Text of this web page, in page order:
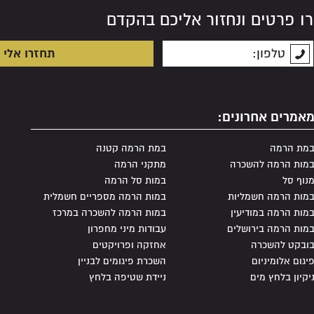
פתרון אופטימלי שמאפשר ניהול יעיל של
אלומיניום
פיגום אלומיניום להשכרה. החברה
והפרויקטים. אנו מאמינים בשירות איכותי
אנשי מקצוע מנוסים, המעניקים לכל לקוח יחס אישי
להבטיח שהפרויקט שלך יתבצע בזמן, תוך שמירה
מקצועי לאורך כל המהלך, כך שתוכל להיות בטוח
פרטים ונחזור אליכם בהקדם
מאמרים אחרונים:
במת הרמה
במת הרמה קטנה
במות הרמה להשכרה
מתקני הרמה
מנוף סל
במות סל הרמה
במות הרמה חשמליות
במות הרמה מספריים חשמלית
במות הרמה במודיעין
במות הרמה להשכרה במרכז
במות הרמה בירושלים
עבודות מיני מחפרון
בובקט להשכרה
אחזקה ופרויקטים
פיגום אלומיניום
השכרת פיגומים לבניין
ניקיון בלחץ מים
ניידת שטיפה בלחץ